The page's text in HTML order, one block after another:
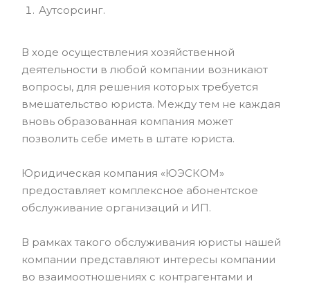
Аутсорсинг.
В ходе осуществления хозяйственной
деятельности в любой компании возникают
вопросы, для решения которых требуется
вмешательство юриста. Между тем не каждая
вновь образованная компания может
позволить себе иметь в штате юриста.
Юридическая компания «ЮЭСКОМ»
предоставляет комплексное абонентское
обслуживание организаций и ИП.
В рамках такого обслуживания юристы нашей
компании представляют интересы компании
во взаимоотношениях с контрагентами и